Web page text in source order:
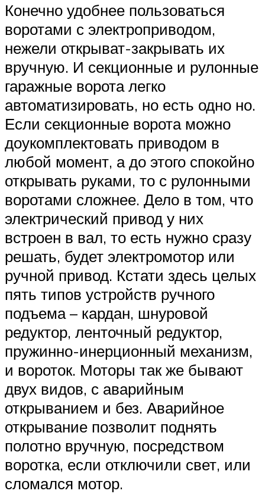
Конечно удобнее пользоваться
воротами с электроприводом,
нежели открыват-закрывать их
вручную. И секционные и рулонные
гаражные ворота легко
автоматизировать, но есть одно но.
Если секционные ворота можно
доукомплектовать приводом в
любой момент, а до этого спокойно
открывать руками, то с рулонными
воротами сложнее. Дело в том, что
электрический привод у них
встроен в вал, то есть нужно сразу
решать, будет электромотор или
ручной привод. Кстати здесь целых
пять типов устройств ручного
подъема – кардан, шнуровой
редуктор, ленточный редуктор,
пружинно-инерционный механизм,
и вороток. Моторы так же бывают
двух видов, с аварийным
открыванием и без. Аварийное
открывание позволит поднять
полотно вручную, посредством
воротка, если отключили свет, или
сломался мотор.